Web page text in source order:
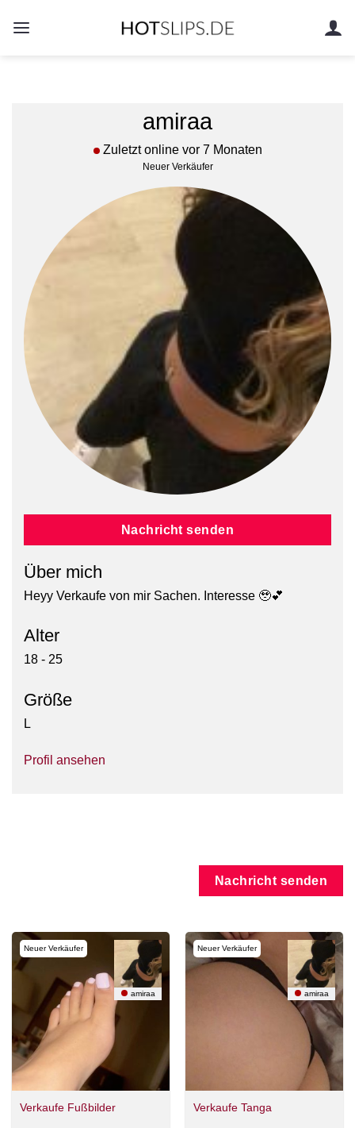
Inhalt
amiraa
Zuletzt online vor 7 Monaten
Neuer Verkäufer
Nachricht senden
Über mich
Heyy Verkaufe von mir Sachen. Interesse 🥹💕
Alter
18 - 25
Größe
L
Profil ansehen
Nachricht senden
Neuer Verkäufer
amiraa
Verkaufe Fußbilder
Neuer Verkäufer
amiraa
Verkaufe Tanga